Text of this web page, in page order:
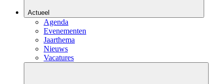
Actueel
Agenda
Evenementen
Jaarthema
Nieuws
Vacatures